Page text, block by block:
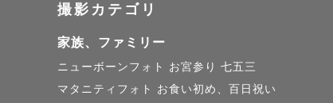
【①七
🌟お
⚪︎元
撮影カテゴリ
家族、ファミリー
ニューボーンフォト お宮参り 七五三
マタニティフォト
お食い初め、百日祝い